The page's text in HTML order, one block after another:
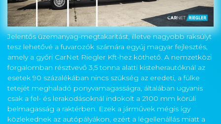
Jelentős üzemanyag-megtakarítást, illetve nagyobb raksúlyt
tesz lehetővé a fuvarozók számára egyúj magyar fejlesztés,
amely a győri CarNet Riegler Kft-hez köthető. A nemzetközi
forgalomban résztvevő 3,5 tonna alatti kisteherautóknál az
esetek 90 százalékában nincs szükség az eredeti, a fülke
tetejét meghaladó ponyvamagasságra, általában ugyanis
csak a fel- és lerakodásoknál indokolt a 2100 mm körüli
belmagasság a raktérben. Ezek a járművek mégis így
közlekednek az autópályákon, ezért a légellenállás miatt a